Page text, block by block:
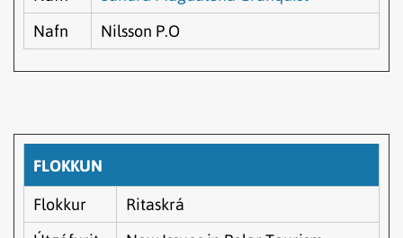
Nafn
Nilsson P.O
FLOKKUN
Flokkur
Ritaskrá